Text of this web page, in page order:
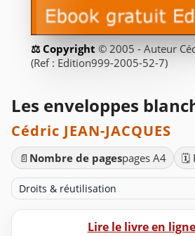
© 2005 - Auteur
(Ref : Edition999-2005-52-7)
Les enveloppes
Cédric JEAN-JACQUES
📄 Nombre de pagespages A4 🗓️
Droits & réutilisation
Lire le livre en ligne